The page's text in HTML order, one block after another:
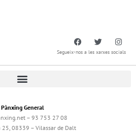
Segueix-nos a les xarxes socials
Pànxing General
– 93 753 27 08
25, 08339 – Vilassar de Dalt